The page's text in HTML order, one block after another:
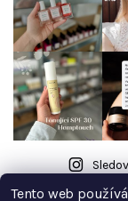
Tento web